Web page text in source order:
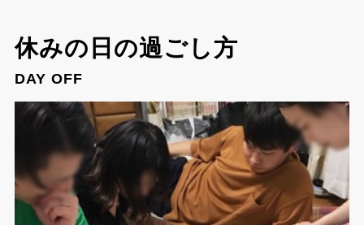
休みの日の過ごし方
DAY OFF